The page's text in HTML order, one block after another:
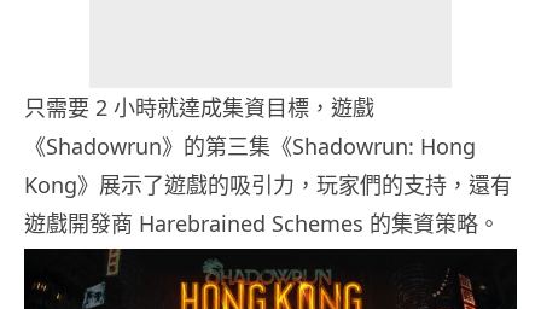
只需要 2 小時就達成集資目標，遊戲
《Shadowrun》的第三集《Shadowrun: Hong
Kong》展示了遊戲的吸引力，玩家們的支持，還有
遊戲開發商 Harebrained Schemes 的集資策略。